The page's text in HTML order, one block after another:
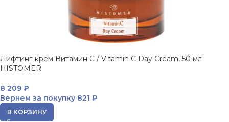
Лифтинг-крем Витамин С / Vitamin C Day Cream, 50 мл
HISTOMER
8 209 ₽
Вернем за покупку 821 ₽
В КОРЗИНУ